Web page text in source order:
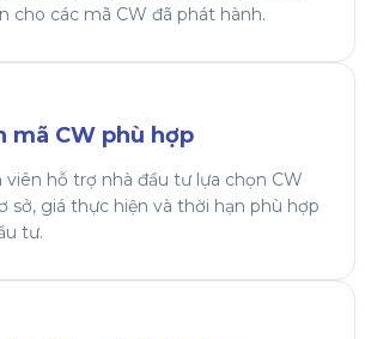
cho các mã CW đã phát hành.
mã CW phù hợp
hỗ trợ nhà đầu tư lựa chọn CW
sở, giá thực hiện và thời hạn phù hợp
tư.